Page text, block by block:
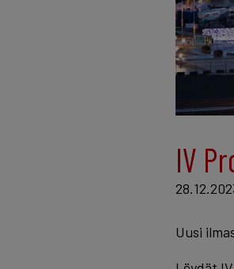
IV
Uusi